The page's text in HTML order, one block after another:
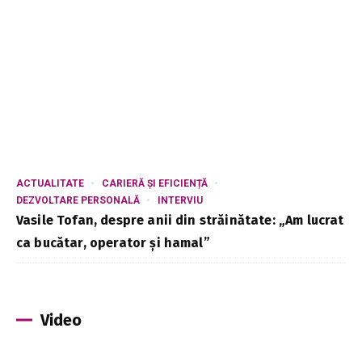
ACTUALITATE
CARIERĂ ȘI EFICIENȚĂ
DEZVOLTARE PERSONALĂ
INTERVIU
Vasile Tofan, despre anii din străinătate: „Am lucrat
ca bucătar, operator și hamal”
Video